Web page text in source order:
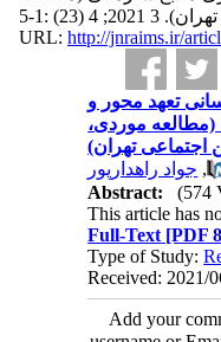
4 (23) :1-5
URL: http://jnraims.ir/
تعهد محور و
(مطالعه موردی،
اجتماعی تهران)
, جواد راهدارپور
Abstract:
(574
This article has
Full-Text [PDF
Type of Study:
Received: 2021/
Add your